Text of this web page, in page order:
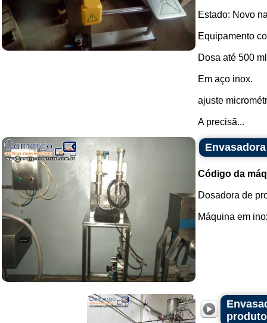
Estado: Novo
Equipamento
Dosa até 500
Em aço inox.
ajuste
A precisã...
Código da
Dosadora de
Máquina em